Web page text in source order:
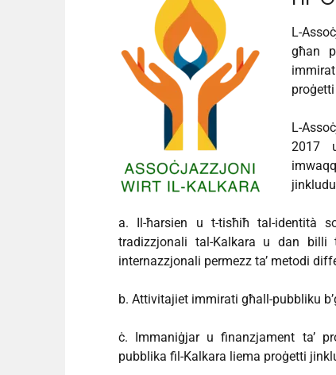
L-
għan
L-
2017
a. Il-ħarsien u t-tisħiħ tal-identità
tradizzjonali tal-Kalkara u dan billi
internazzjonali permezz ta’ metodi
b. Attivitajiet immirati għall-pubbliku
ċ. Immaniġjar u finanzjament ta’
pubblika fil-Kalkara liema proġetti